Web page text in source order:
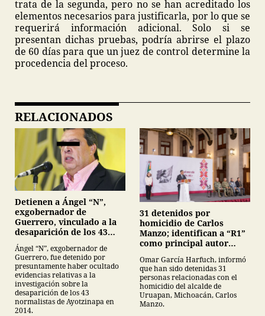
trata de la segunda, pero no se han acreditado los
elementos necesarios para justificarla, por lo que se
requerirá información adicional. Solo si se
presentan dichas pruebas, podría abrirse el plazo
de 60 días para que un juez de control determine la
procedencia del proceso.
RELACIONADOS
Detienen a Ángel “N”,
exgobernador de
Guerrero, vinculado a la
desaparición de los 43
normalistas de
Ayotzinapa
Ángel “N”, exgobernador de
Guerrero, fue detenido por
presuntamente haber ocultado
evidencias relativas a la
investigación sobre la
desaparición de los 43
normalistas de Ayotzinapa en
2014.
31 detenidos por
homicidio de Carlos
Manzo; identifican a “R1”
como principal autor
Omar García Harfuch, informó
que han sido detenidas 31
personas relacionadas con el
homicidio del alcalde de
Uruapan, Michoacán, Carlos
Manzo.